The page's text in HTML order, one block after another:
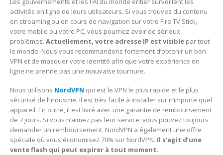
activités en ligne de leurs utilisateurs. Si vous trouvez du contenu
en streaming ou en cours de navigation sur votre Fire TV Stick,
votre mobile ou votre PC, vous pourriez avoir de sérieux
problèmes. Actuellement, votre adresse IP est visible par tout
le monde. Nous vous recommandons fortement d’obtenir un bon
VPN et de masquer votre identité afin que votre expérience en
ligne ne prenne pas une mauvaise tournure.
Nous utilisons NordVPN qui est le VPN le plus rapide et le plus
sécurisé de l’industrie. Il est très facile à installer sur n’importe quel
appareil. En outre, il est livré avec une garantie de remboursement
de 7 jours. Si vous n’aimez pas leur service, vous pouvez toujours
demander un remboursement. NordVPN a également une offre
spéciale où vous économisez 70% sur NordVPN. Il s’agit d’une
vente flash qui peut expirer à tout moment.